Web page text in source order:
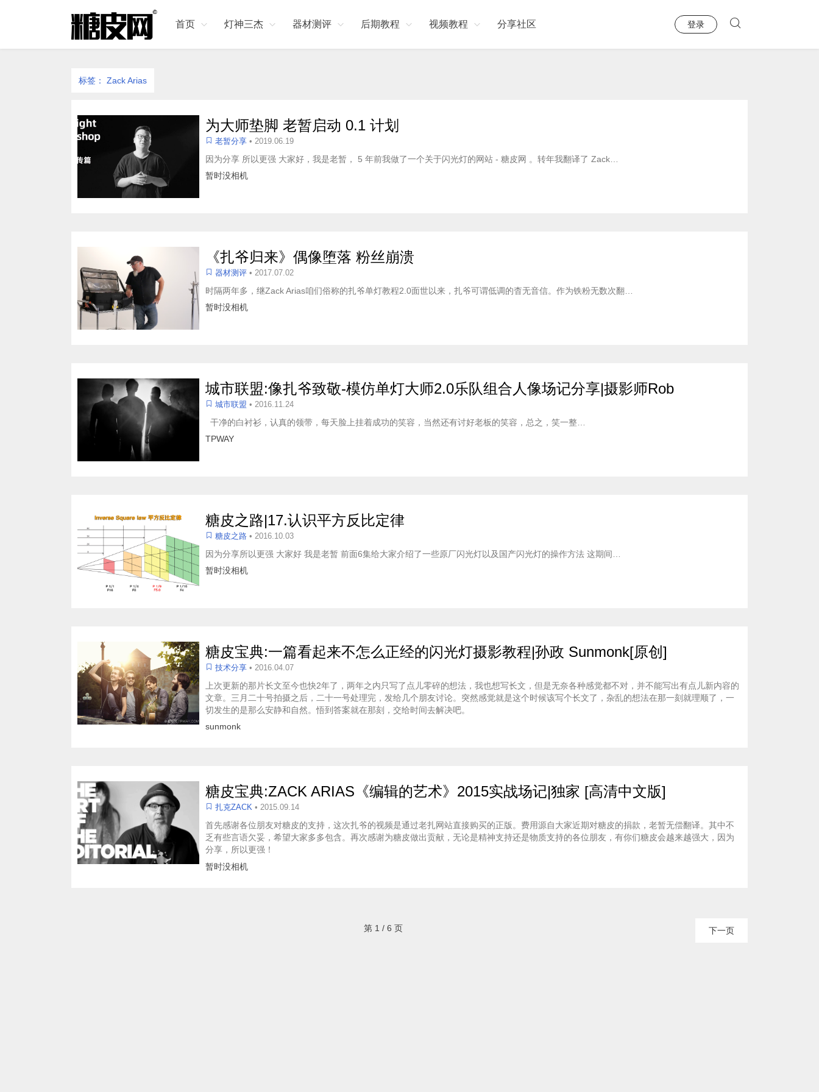
首页 灯神三杰 器材测评 后期教程 视频教程 分享社区 登录
标签： Zack Arias
为大师垫脚 老暂启动 0.1 计划
老暂分享 • 2019.06.19
因为分享 所以更强 大家好，我是老暂， 5 年前我做了一个关于闪光灯的网站 - 糖皮网 。转年我翻译了 Zack…
暂时没相机
《扎爷归来》偶像堕落 粉丝崩溃
器材测评 • 2017.07.02
时隔两年多，继Zack Arias咱们俗称的扎爷单灯教程2.0面世以来，扎爷可谓低调的杳无音信。作为铁粉无数次翻…
暂时没相机
城市联盟:像扎爷致敬-模仿单灯大师2.0乐队组合人像场记分享|摄影师Rob
城市联盟 • 2016.11.24
干净的白衬衫，认真的领带，每天脸上挂着成功的笑容，当然还有讨好老板的笑容，总之，笑一整…
TPWAY
糖皮之路|17.认识平方反比定律
糖皮之路 • 2016.10.03
因为分享所以更强 大家好 我是老暂 前面6集给大家介绍了一些原厂闪光灯以及国产闪光灯的操作方法 这期间…
暂时没相机
糖皮宝典:一篇看起来不怎么正经的闪光灯摄影教程|孙政 Sunmonk[原创]
技术分享 • 2016.04.07
上次更新的那片长文至今也快2年了，两年之内只写了点儿零碎的想法，我也想写长文，但是无奈各种感觉都不对，并不能写出有点儿新内容的
文章。三月二十号拍摄之后，二十一号处理完，发给几个朋友讨论。突然感觉就是这个时候该写个长文了，杂乱的想法在那一刻就理顺了，一
切发生的是那么安静和自然。悟到答案就在那刻，交给时间去解决吧。
sunmonk
糖皮宝典:ZACK ARIAS《编辑的艺术》2015实战场记|独家 [高清中文版]
扎克ZACK • 2015.09.14
首先感谢各位朋友对糖皮的支持，这次扎爷的视频是通过老扎网站直接购买的正版。费用源自大家近期对糖皮的捐款，老暂无偿翻译。其中不
乏有些言语欠妥，希望大家多多包含。再次感谢为糖皮做出贡献，无论是精神支持还是物质支持的各位朋友，有你们糖皮会越来越强大，因为
分享，所以更强！
暂时没相机
第 1 / 6 页 下一页